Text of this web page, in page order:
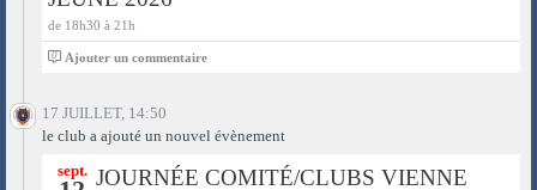
de 18h30 à 21h
0 Ajouter un commentaire
17 JUILLET, 14:50
le club a ajouté un nouvel évènement
sept. JOURNÉE COMITÉ/CLUBS VIENNE